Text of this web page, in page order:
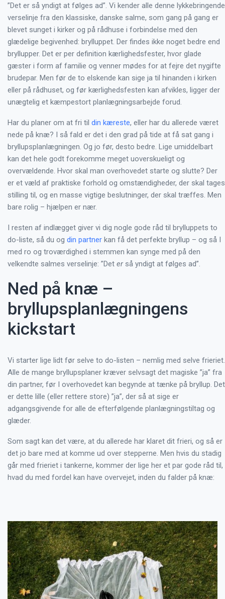
”Det er så yndigt at følges ad”. Vi kender alle denne lykkebringende
verselinje fra den klassiske, danske salme, som gang på gang er
blevet sunget i kirker og på rådhuse i forbindelse med den
glædelige begivenhed: brylluppet. Der findes ikke noget bedre end
bryllupper. Det er per definition kærlighedsfester, hvor glade
gæster i form af familie og venner mødes for at fejre det nygifte
brudepar. Men før de to elskende kan sige ja til hinanden i kirken
eller på rådhuset, og før kærlighedsfesten kan afvikles, ligger der
unægtelig et kæmpestort planlægningsarbejde forud.
Har du planer om at fri til din kæreste, eller har du allerede været
nede på knæ? I så fald er det i den grad på tide at få sat gang i
bryllupsplanlægningen. Og jo før, desto bedre. Lige umiddelbart
kan det hele godt forekomme meget uoverskueligt og
overvældende. Hvor skal man overhovedet starte og slutte? Der
er et væld af praktiske forhold og omstændigheder, der skal tages
stilling til, og en masse vigtige beslutninger, der skal træffes. Men
bare rolig – hjælpen er nær.
I resten af indlægget giver vi dig nogle gode råd til brylluppets to
do-liste, så du og din partner kan få det perfekte bryllup – og så I
med ro og troværdighed i stemmen kan synge med på den
velkendte salmes verselinje: ”Det er så yndigt at følges ad”.
Ned på knæ –
bryllupsplanlægningens
kickstart
Vi starter lige lidt før selve to do-listen – nemlig med selve frieriet.
Alle de mange bryllupsplaner kræver selvsagt det magiske ”ja” fra
din partner, før I overhovedet kan begynde at tænke på bryllup. Det
er dette lille (eller rettere store) ”ja”, der så at sige er
adgangsgivende for alle de efterfølgende planlægningstiltag og
glæder.
Som sagt kan det være, at du allerede har klaret dit frieri, og så er
det jo bare med at komme ud over stepperne. Men hvis du stadig
går med frieriet i tankerne, kommer der lige her et par gode råd til,
hvad du med fordel kan have overvejet, inden du falder på knæ: